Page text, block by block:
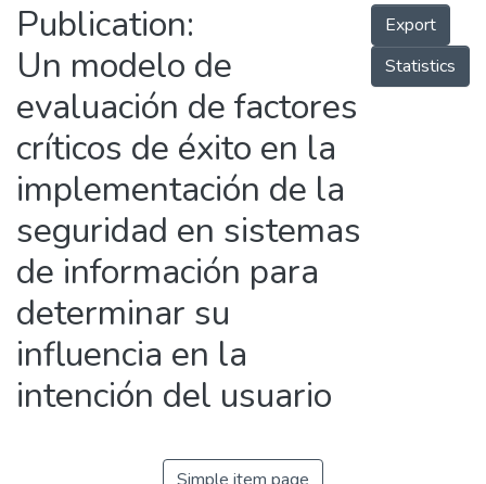
People
Statistics
Publication:
Un modelo de
evaluación de factores
críticos de éxito en la
implementación de la
seguridad en sistemas
de información para
determinar su
influencia en la
intención del usuario
Export
Statistics